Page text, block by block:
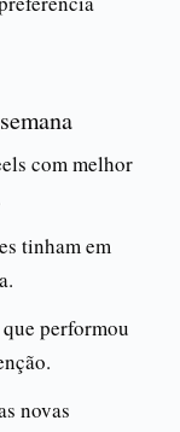
com melhor
tinham em
performou
novas